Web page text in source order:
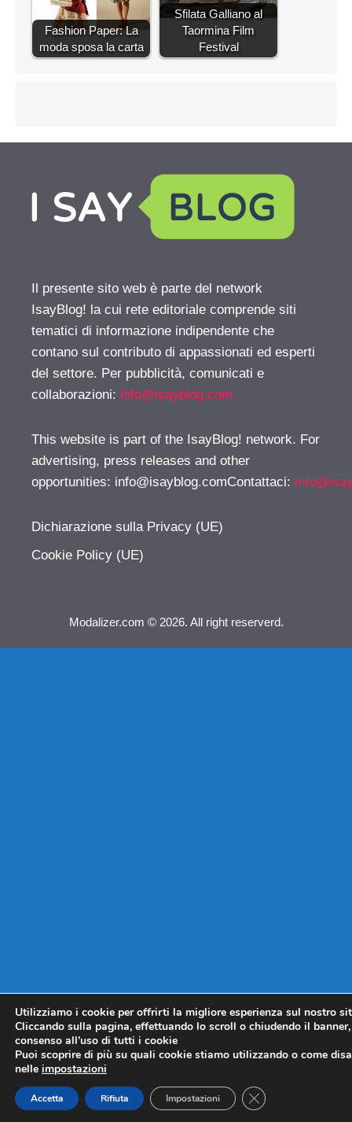
Fashion Paper: La
moda sposa la carta
Sfilata Galliano al
Taormina Film
Festival
Il presente sito web è parte del network
IsayBlog! la cui rete editoriale comprende siti
tematici di informazione indipendente che
contano sul contributo di appassionati ed esperti
del settore. Per pubblicità, comunicati e
collaborazioni: info@isayblog.com
This website is part of the IsayBlog! network. For
advertising, press releases and other
opportunities: info@isayblog.comContattaci:
Dichiarazione sulla Privacy (UE)
Cookie Policy (UE)
Modalizer.com © 2026. All right reserverd.
Utilizziamo i cookie per offrirti la migliore esperienza sul nostro
Cliccando sulla pagina, effettuando lo scroll o chiudendo il
consenso all’uso di tutti i cookie
Puoi scoprire di più su quali cookie stiamo utilizzando o come
nelle impostazioni
Accetta Rifiuta Impostazioni CLOSE GDPR